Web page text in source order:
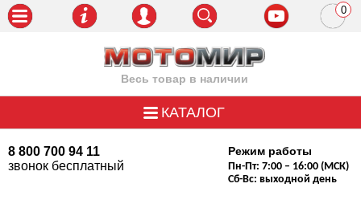
Весь товар в наличии
8 800 700 94 11
звонок бесплатный
Режим работы
Пн-Пт: 7:00 – 16:00 (МСК)
Сб-Вс: выходной день
0
КАТАЛОГ